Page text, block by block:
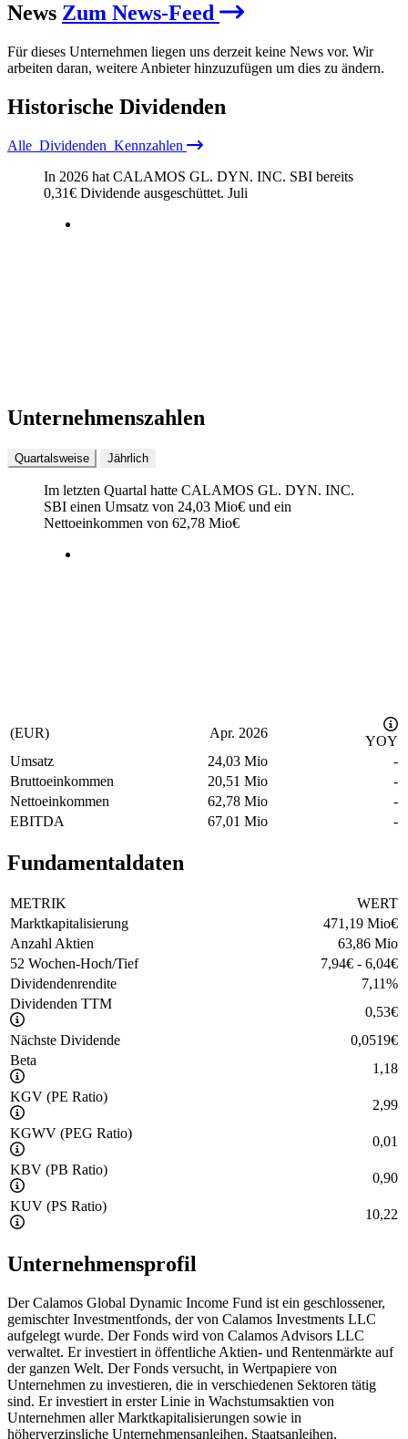
News Zum News-Feed
Für dieses Unternehmen liegen uns derzeit keine News vor. Wir
arbeiten daran, weitere Anbieter hinzuzufügen um dies zu ändern.
Historische Dividenden
Alle Dividenden Kennzahlen
In 2026 hat CALAMOS GL. DYN. INC. SBI bereits
0,31€ Dividende ausgeschüttet. Juli
Unternehmenszahlen
Quartalsweise Jährlich
Im letzten Quartal hatte CALAMOS GL. DYN. INC.
SBI einen Umsatz von 24,03 Mio€ und ein
Nettoeinkommen von 62,78 Mio€
(EUR) Apr. 2026
YOY
Umsatz
24,03 Mio
-
Bruttoeinkommen
20,51 Mio
-
Nettoeinkommen
62,78 Mio
-
EBITDA
67,01 Mio -
Fundamentaldaten
METRIK
WERT
Marktkapitalisierung
471,19 Mio€
Anzahl Aktien
63,86 Mio
52 Wochen-Hoch/Tief
7,94€ - 6,04€
Dividendenrendite
7,11%
Dividenden TTM
0,53€
Nächste Dividende
0,0519€
Beta
1,18
KGV (PE Ratio)
2,99
KGWV (PEG Ratio)
0,01
KBV (PB Ratio)
0,90
KUV (PS Ratio)
10,22
Unternehmensprofil
Der Calamos Global Dynamic Income Fund ist ein geschlossener,
gemischter Investmentfonds, der von Calamos Investments LLC
aufgelegt wurde. Der Fonds wird von Calamos Advisors LLC
verwaltet. Er investiert in öffentliche Aktien- und Rentenmärkte auf
der ganzen Welt. Der Fonds versucht, in Wertpapiere von
Unternehmen zu investieren, die in verschiedenen Sektoren tätig
sind. Er investiert in erster Linie in Wachstumsaktien von
Unternehmen aller Marktkapitalisierungen sowie in
höherverzinsliche Unternehmensanleihen, Staatsanleihen,